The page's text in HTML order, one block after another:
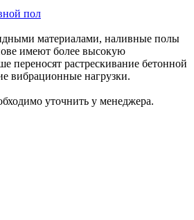
пол
материалами, наливные полы
имеют более высокую
переносят растрескивание бетонной
вибрационные нагрузки.
уточнить у менеджера.